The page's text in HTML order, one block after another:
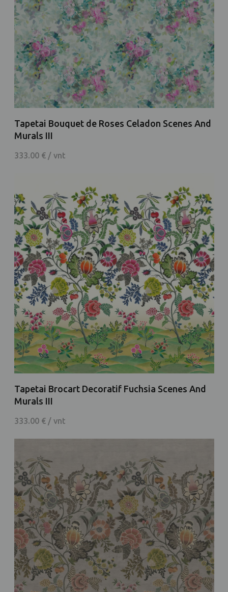
Tapetai Bouquet de Roses Celadon Scenes And
Murals III
333.00 € / vnt
Tapetai Brocart Decoratif Fuchsia Scenes And
Murals III
333.00 € / vnt